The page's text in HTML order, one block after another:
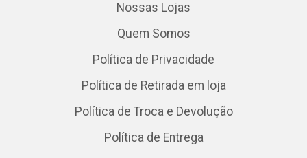
Nossas Lojas
Quem Somos
Política de Privacidade
Política de Retirada em loja
Política de Troca e Devolução
Política de Entrega